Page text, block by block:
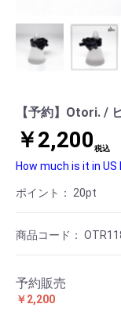
【予約】Otori. /
￥2,200税込
How much is it in US
ポイント： 20pt
商品コード：
予約販売
￥2,200